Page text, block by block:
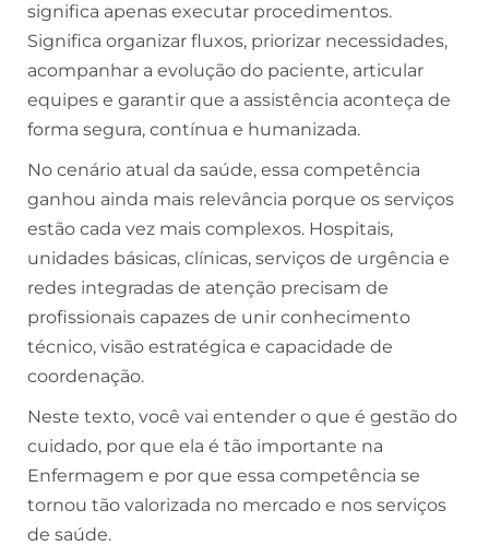
significa apenas executar procedimentos.
Significa organizar fluxos, priorizar necessidades,
acompanhar a evolução do paciente, articular
equipes e garantir que a assistência aconteça de
forma segura, contínua e humanizada.
No cenário atual da saúde, essa competência
ganhou ainda mais relevância porque os serviços
estão cada vez mais complexos. Hospitais,
unidades básicas, clínicas, serviços de urgência e
redes integradas de atenção precisam de
profissionais capazes de unir conhecimento
técnico, visão estratégica e capacidade de
coordenação.
Neste texto, você vai entender o que é gestão do
cuidado, por que ela é tão importante na
Enfermagem e por que essa competência se
tornou tão valorizada no mercado e nos serviços
de saúde.